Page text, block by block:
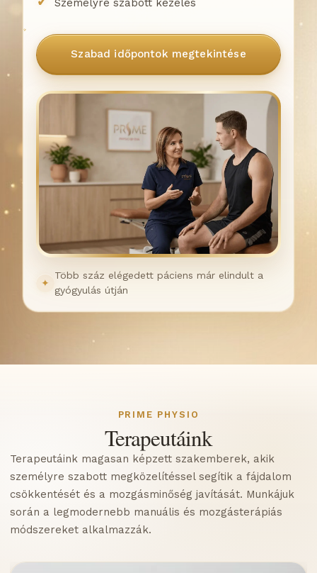
Személyre szabott kezelés
Szabad időpontok megtekintése
✦
Több száz elégedett páciens már elindult a
gyógyulás útján
PRIME PHYSIO
Terapeutáink
Terapeutáink magasan képzett szakemberek, akik
személyre szabott megközelítéssel segítik a fájdalom
csökkentését és a mozgásminőség javítását. Munkájuk
során a legmodernebb manuális és mozgásterápiás
módszereket alkalmazzák.